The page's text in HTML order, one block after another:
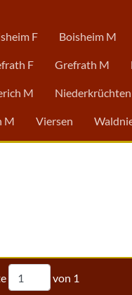
F Boisheim M
F Grefrath M
M
M Viersen
von 1